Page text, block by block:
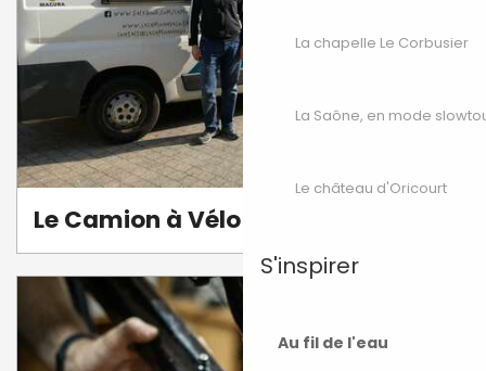
La chapelle Le Corbusier
La Saône, en mode
Le château d'Oricourt
S'inspirer
Au fil de l'eau
Le Camion à Vélo